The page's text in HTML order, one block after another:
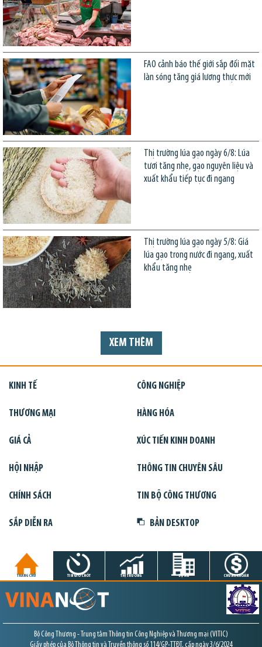
FAO cảnh báo thế giới sắp đối mặt
làn sóng tăng giá lương thực mới
Thị trường lúa gạo ngày 6/8: Lúa
tươi tăng nhẹ, gạo nguyên liệu và
xuất khẩu tiếp tục đi ngang
Thị trường lúa gạo ngày 5/8: Giá
lúa gạo trong nước đi ngang, xuất
khẩu tăng nhẹ
XEM THÊM
KINH TẾ CÔNG NGHIỆP
THƯƠNG MẠI HÀNG HÓA
GIÁ CẢ XÚC TIẾN KINH DOANH
HỘI NHẬP THÔNG TIN CHUYÊN SÂU
CHÍNH SÁCH TIN BỘ CÔNG THƯƠNG
SẮP DIỄN RA BẢN DESKTOP
TRANG CHỦ TIN GIỜ CHÓT THỊ TRƯỜNG DỰ ÁN CHỨNG KHOÁN
Bộ Công Thương - Trung tâm Thông tin Công Nghiệp và Thương mại (VITIC)
Giấy phép của Bộ Thông tin và Truyền thông số 114/GP-TTĐT, cấp ngày 3/6/2024